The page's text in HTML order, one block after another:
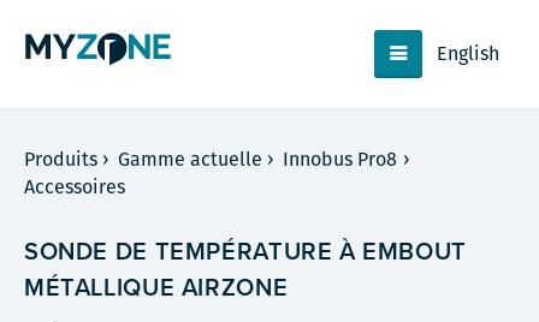
English
Produits › Gamme actuelle › Innobus Pro8 ›
Accessoires
SONDE DE TEMPÉRATURE À EMBOUT
MÉTALLIQUE AIRZONE